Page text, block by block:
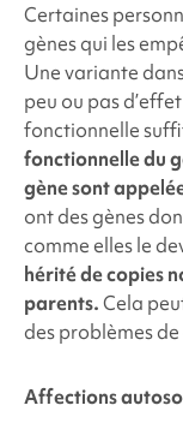
Certaines
gènes qui les
Une variante
peu ou pas
fonctionnelle
fonctionnelle du
gène sont
ont des gènes
comme elles le
hérité de copies
parents.Cela
des problèmes
Affections